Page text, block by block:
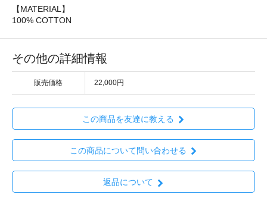
【MATERIAL】
100% COTTON
その他の詳細情報
販売価格 22,000円
この商品を友達に教える
この商品について問い合わせる
返品について